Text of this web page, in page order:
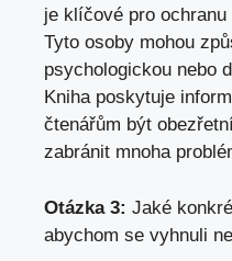
je klíčové pro
Tyto osoby mohou
psychologickou nebo
Kniha poskytuje
čtenářům být
zabránit mnoha
Otázka 3: Jaké
abychom se vyhnuli